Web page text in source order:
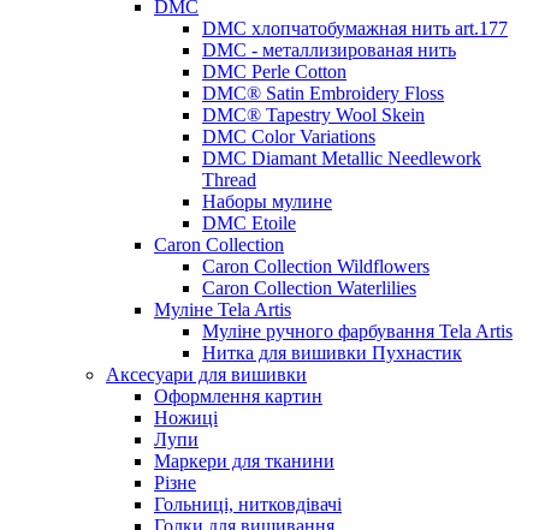
DMC
DMC хлопчатобумажная нить art.177
DMC - металлизированая нить
DMC Perle Cotton
DMC® Satin Embroidery Floss
DMC® Tapestry Wool Skein
DMC Color Variations
DMC Diamant Metallic Needlework
Thread
Наборы мулине
DMC Etoile
Caron Collection
Caron Collection Wildflowers
Caron Collection Waterlilies
Муліне Tela Artis
Муліне ручного фарбування Tela Artis
Нитка для вишивки Пухнастик
Аксесуари для вишивки
Оформлення картин
Ножиці
Лупи
Маркери для тканини
Різне
Гольниці, нитковдівачі
Голки для вишивання